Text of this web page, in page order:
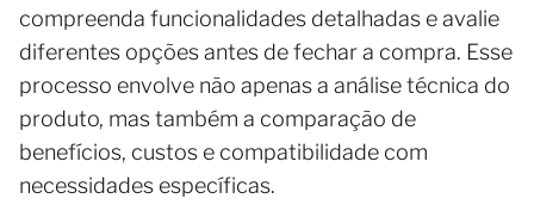
compreenda funcionalidades detalhadas e avalie
diferentes opções antes de fechar a compra. Esse
processo envolve não apenas a análise técnica do
produto, mas também a comparação de
benefícios, custos e compatibilidade com
necessidades específicas.